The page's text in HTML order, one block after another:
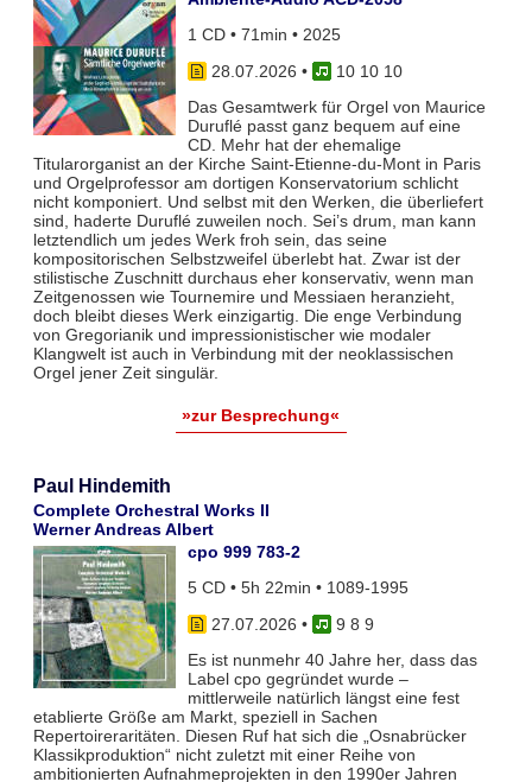
1 CD • 71min • 2025
28.07.2026 •
10 10 10
Das Gesamtwerk für Orgel von Maurice
Duruflé passt ganz bequem auf eine
CD. Mehr hat der ehemalige
Titularorganist an der Kirche Saint-Etienne-du-Mont in Paris
und Orgelprofessor am dortigen Konservatorium schlicht
nicht komponiert. Und selbst mit den Werken, die überliefert
sind, haderte Duruflé zuweilen noch. Sei’s drum, man kann
letztendlich um jedes Werk froh sein, das seine
kompositorischen Selbstzweifel überlebt hat. Zwar ist der
stilistische Zuschnitt durchaus eher konservativ, wenn man
Zeitgenossen wie Tournemire und Messiaen heranzieht,
doch bleibt dieses Werk einzigartig. Die enge Verbindung
von Gregorianik und impressionistischer wie modaler
Klangwelt ist auch in Verbindung mit der neoklassischen
Orgel jener Zeit singulär.
»zur Besprechung«
Paul Hindemith
Complete Orchestral Works II
Werner Andreas Albert
cpo 999 783-2
5 CD • 5h 22min • 1089-1995
27.07.2026 •
9 8 9
Es ist nunmehr 40 Jahre her, dass das
Label cpo gegründet wurde –
mittlerweile natürlich längst eine fest
etablierte Größe am Markt, speziell in Sachen
Repertoireraritäten. Diesen Ruf hat sich die „Osnabrücker
Klassikproduktion“ nicht zuletzt mit einer Reihe von
ambitionierten Aufnahmeprojekten in den 1990er Jahren